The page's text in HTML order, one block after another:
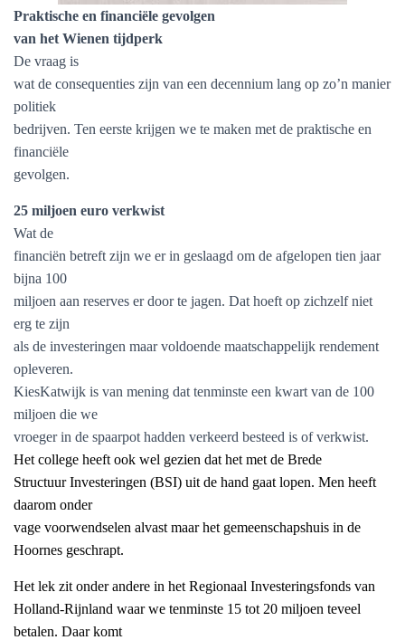
Praktische en financiële gevolgen
van het Wienen tijdperk
De vraag is
wat de consequenties zijn van een decennium lang op zo’n manier
politiek
bedrijven. Ten eerste krijgen we te maken met de praktische en
financiële
gevolgen.
25 miljoen euro verkwist
Wat de
financiën betreft zijn we er in geslaagd om de afgelopen tien jaar
bijna 100
miljoen aan reserves er door te jagen. Dat hoeft op zichzelf niet
erg te zijn
als de investeringen maar voldoende maatschappelijk rendement
opleveren.
KiesKatwijk is van mening dat tenminste een kwart van de 100
miljoen die we
vroeger in de spaarpot hadden verkeerd besteed is of verkwist.
Het college heeft ook wel gezien dat het met de Brede
Structuur Investeringen (BSI) uit de hand gaat lopen. Men heeft
daarom onder
vage voorwendselen alvast maar het gemeenschapshuis in de
Hoornes geschrapt.
Het lek zit onder andere in het Regionaal Investeringsfonds van
Holland-Rijnland waar we tenminste 15 tot 20 miljoen teveel
betalen. Daar komt